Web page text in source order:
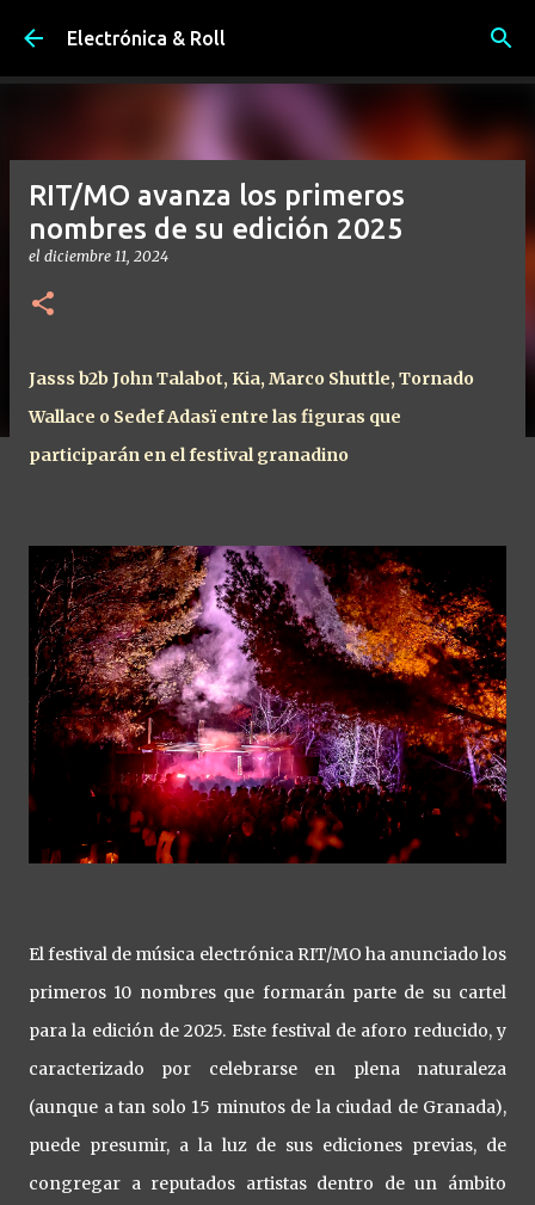
Ir al contenido principal
Electrónica & Roll
RIT/MO avanza los primeros
nombres de su edición 2025
el diciembre 11, 2024
Jasss b2b John Talabot, Kia, Marco Shuttle, Tornado
Wallace o Sedef Adasï entre las figuras que
participarán en el festival granadino
El festival de música electrónica RIT/MO ha anunciado los
primeros 10 nombres que formarán parte de su cartel
para la edición de 2025. Este festival de aforo reducido, y
caracterizado por celebrarse en plena naturaleza
(aunque a tan solo 15 minutos de la ciudad de Granada),
puede presumir, a la luz de sus ediciones previas, de
congregar a reputados artistas dentro de un ámbito